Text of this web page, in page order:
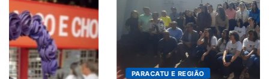
PARACATU E REGIÃO